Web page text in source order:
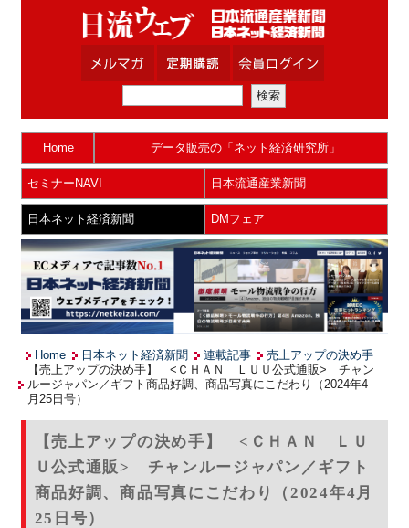
Home データ販売の「ネット経済研究所」
セミナーNAVI 日本流通産業新聞
日本ネット経済新聞 DMフェア
Home 日本ネット経済新聞 連載記事
売上アップの決め手
【売上アップの決め手】 <ＣＨＡＮ ＬＵＵ公式通販> チャン
ルージャパン／ギフト商品好調、商品写真にこだわり（2024年4
月25日号）
【売上アップの決め手】 <ＣＨＡＮ ＬＵ
Ｕ公式通販> チャンルージャパン／ギフト
商品好調、商品写真にこだわり（2024年4月
25日号）